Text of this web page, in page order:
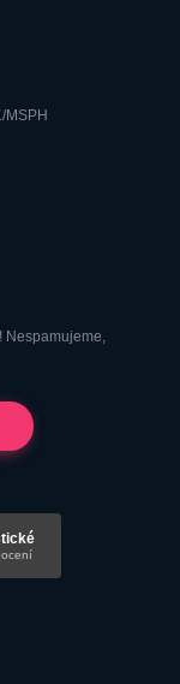
MSPH
Nespamujeme,